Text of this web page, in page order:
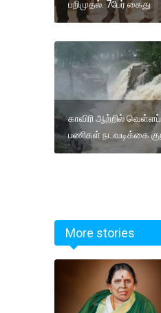
பறிமுதல். 7பேர் கைது
காவிரி ஆற்றில்
பணிகள் நடவடிக்கை
More stories